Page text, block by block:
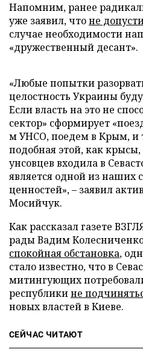
Напомним, ранее
уже заявил, чтоне
случае необходимости
«дружественный десант».
«Любые попытки
целостность Украины
Если власть на это не
сектор» сформирует
м УНСО, поедем в Крым, и
подобная этой, как
унсовцев входила в
является одной из наших
ценностей», – заявил
Мосийчук.
Как рассказал газете
рады Вадим
спокойная обстановка,
стало известно, что в
митингующих
республикине
новых властей в Киеве.
СЕЙЧАС ЧИТАЮТ